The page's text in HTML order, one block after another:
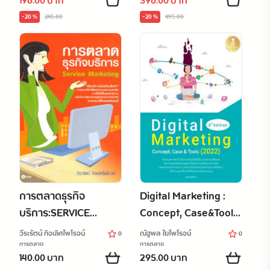
เดือนเพ็ญ ติรแสงอรุณ (อา
จารย์หนิง)
-20 % 245.00 ออกกล้อง
-20 % 495.00
การตลาดธุรกิจ
บริการ:SERVICE
MARKETING
วีระรัตน์ กิจเลิศไพโรจน์ 0
การตลาด
140.00 บาท
Digital Marketing :
Concept, Case&Tools
(2022) 8th. Edition
ณัฐพล ใยไพโรจน์ 0
การตลาด
295.00 บาท